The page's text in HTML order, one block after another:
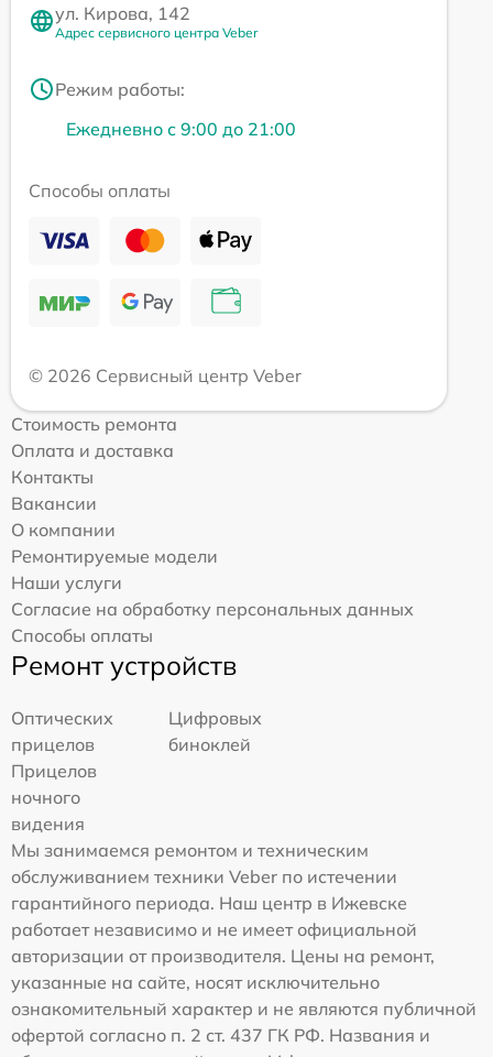
ул. Кирова, 142
Адрес сервисного центра Veber
Режим работы:
Ежедневно с 9:00 до 21:00
Способы оплаты
© 2026 Сервисный центр Veber
Стоимость ремонта
Оплата и доставка
Контакты
Вакансии
О компании
Ремонтируемые модели
Наши услуги
Согласие на обработку персональных данных
Способы оплаты
Ремонт устройств
Оптических
прицелов
Цифровых
биноклей
Прицелов
ночного
видения
Мы занимаемся ремонтом и техническим
обслуживанием техники Veber по истечении
гарантийного периода. Наш центр в Ижевске
работает независимо и не имеет официальной
авторизации от производителя. Цены на ремонт,
указанные на сайте, носят исключительно
ознакомительный характер и не являются публичной
офертой согласно п. 2 ст. 437 ГК РФ. Названия и